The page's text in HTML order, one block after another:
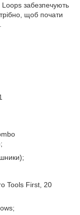
забезпечують
щоб почати
Tools First, 20